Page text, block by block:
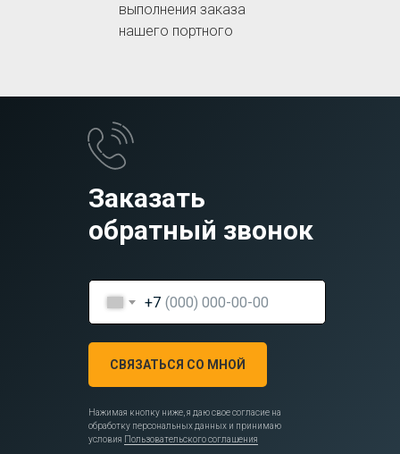
выполнения заказа
нашего портного
Заказать
обратный звонок
+7
СВЯЗАТЬСЯ СО МНОЙ
Нажимая кнопку ниже, я даю свое согласие на
обработку персональных данных и принимаю
условия Пользовательского соглашения